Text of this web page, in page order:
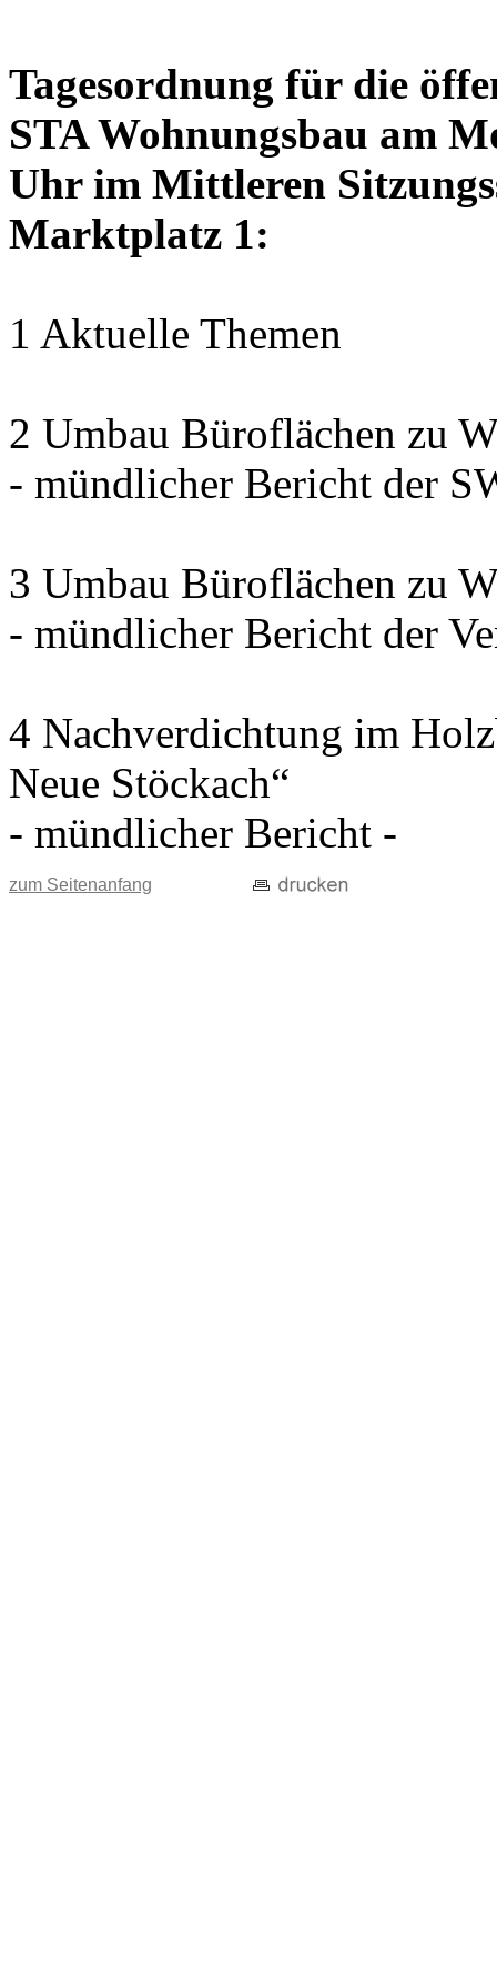
Tagesordnung für die
STA Wohnungsbau am
Uhr im Mittleren
Marktplatz 1:
1 Aktuelle Themen
2 Umbau Büroflächen zu
- mündlicher Bericht der
3 Umbau Büroflächen zu
- mündlicher Bericht der
4 Nachverdichtung im
Neue Stöckach“
- mündlicher Bericht -
zum Seitenanfang